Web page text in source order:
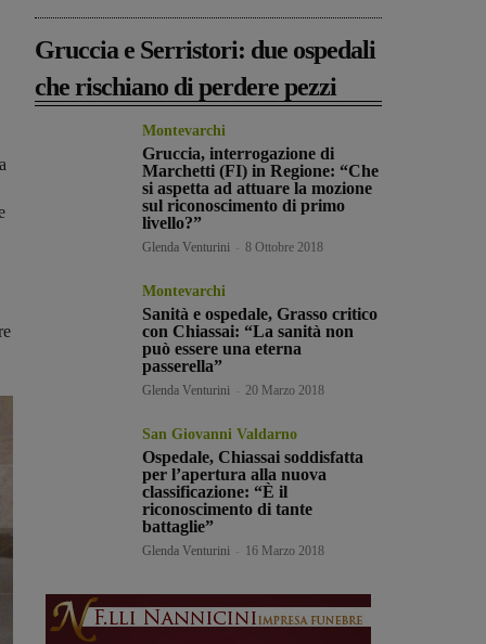
Gruccia e Serristori: due ospedali
che rischiano di perdere pezzi
Montevarchi
Gruccia, interrogazione di
Marchetti (FI) in Regione: “Che
si aspetta ad attuare la mozione
sul riconoscimento di primo
livello?”
Glenda Venturini 8 Ottobre 2018
Montevarchi
Sanità e ospedale, Grasso critico
con Chiassai: “La sanità non
può essere una eterna
passerella”
Glenda Venturini 20 Marzo 2018
San Giovanni Valdarno
Ospedale, Chiassai soddisfatta
per l’apertura alla nuova
classificazione: “È il
riconoscimento di tante
battaglie”
Glenda Venturini 16 Marzo 2018